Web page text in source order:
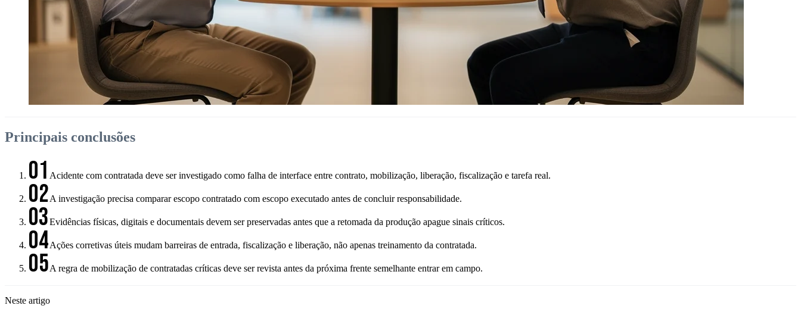
Principais conclusões
01 Acidente com contratada deve ser investigado como falha de interface entre contrato, mobilização, liberação, fiscalização e tarefa real.
02A investigação precisa comparar escopo contratado com escopo executado antes de concluir responsabilidade.
03Evidências físicas, digitais e documentais devem ser preservadas antes que a retomada da produção apague sinais críticos.
04Ações corretivas úteis mudam barreiras de entrada, fiscalização e liberação, não apenas treinamento da contratada.
05A regra de mobilização de contratadas críticas deve ser revista antes da próxima frente semelhante entrar em campo.
Neste artigo